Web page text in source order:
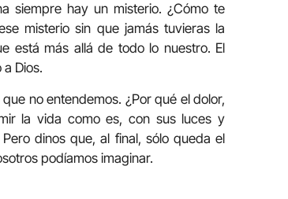
siempre hay un misterio. ¿Cómo te
misterio sin que jamás tuvieras la
está más allá de todo lo nuestro. El
Dios.
no entendemos. ¿Por qué el dolor,
la vida como es, con sus luces y
dinos que, al final, sólo queda el
podíamos imaginar.